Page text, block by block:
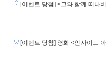
[이벤트 당첨] <그와 함께 떠나
[이벤트 당첨] 영화 <인사이드